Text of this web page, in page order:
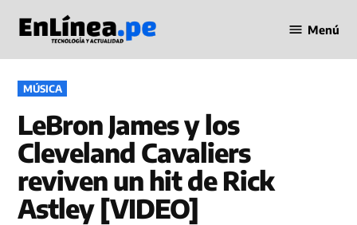
contenido
en Línea
Menú
PUBLICADO
EN
MÚSICA
LeBron James y los
Cleveland Cavaliers
reviven un hit de Rick
Astley [VIDEO]